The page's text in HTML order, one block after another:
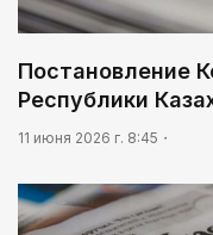
Постановление
Республики
11 июня 2026 г. 8:45